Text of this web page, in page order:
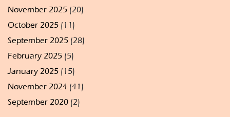
November 2025 (20)
October 2025 (11)
September 2025 (28)
February 2025 (5)
January 2025 (15)
November 2024 (41)
September 2020 (2)